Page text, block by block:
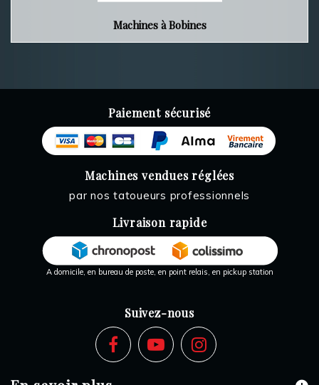
Machines à Bobines
Paiement sécurisé
Machines vendues réglées
par nos tatoueurs professionnels
Livraison rapide
A domicile, en bureau de poste, en point relais, en pickup station
Suivez-nous